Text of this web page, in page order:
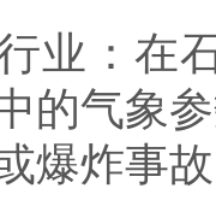
业：在
的气象
爆炸事